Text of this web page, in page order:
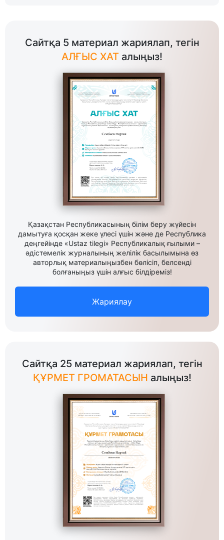
Сайтқа 5 материал жариялап, тегін
АЛҒЫС ХАТ алыңыз!
Қазақстан Республикасының білім беру жүйесін
дамытуға қосқан жеке үлесі үшін және де Республика
деңгейінде «Ustaz tilegi» Республикалық ғылыми –
әдістемелік журналының желілік басылымына өз
авторлық материалыңызбен бөлісіп, белсенді
болғаныңыз үшін алғыс білдіреміз!
Жариялау
Сайтқа 25 материал жариялап, тегін
ҚҰРМЕТ ГРОМАТАСЫН алыңыз!